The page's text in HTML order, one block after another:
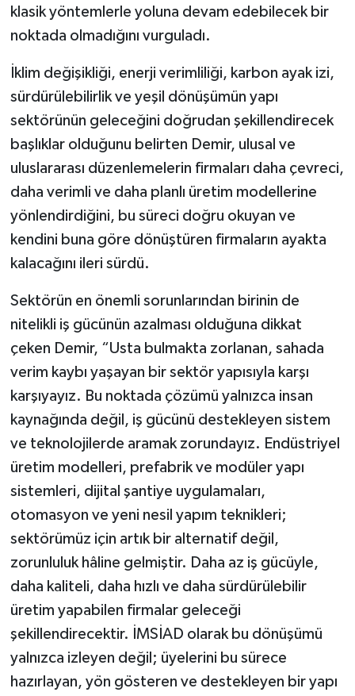
klasik yöntemlerle yoluna devam edebilecek bir
noktada olmadığını vurguladı.
İklim değişikliği, enerji verimliliği, karbon ayak izi,
sürdürülebilirlik ve yeşil dönüşümün yapı
sektörünün geleceğini doğrudan şekillendirecek
başlıklar olduğunu belirten Demir, ulusal ve
uluslararası düzenlemelerin firmaları daha çevreci,
daha verimli ve daha planlı üretim modellerine
yönlendirdiğini, bu süreci doğru okuyan ve
kendini buna göre dönüştüren firmaların ayakta
kalacağını ileri sürdü.
Sektörün en önemli sorunlarından birinin de
nitelikli iş gücünün azalması olduğuna dikkat
çeken Demir, “Usta bulmakta zorlanan, sahada
verim kaybı yaşayan bir sektör yapısıyla karşı
karşıyayız. Bu noktada çözümü yalnızca insan
kaynağında değil, iş gücünü destekleyen sistem
ve teknolojilerde aramak zorundayız. Endüstriyel
üretim modelleri, prefabrik ve modüler yapı
sistemleri, dijital şantiye uygulamaları,
otomasyon ve yeni nesil yapım teknikleri;
sektörümüz için artık bir alternatif değil,
zorunluluk hâline gelmiştir. Daha az iş gücüyle,
daha kaliteli, daha hızlı ve daha sürdürülebilir
üretim yapabilen firmalar geleceği
şekillendirecektir. İMSİAD olarak bu dönüşümü
yalnızca izleyen değil; üyelerini bu sürece
hazırlayan, yön gösteren ve destekleyen bir yapı